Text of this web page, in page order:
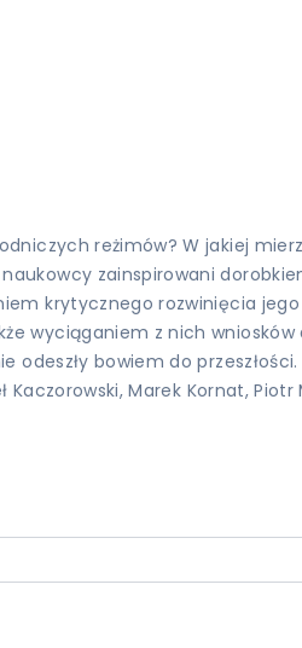
reżimów? W jakiej
zainspirowani
krytycznego rozwinięcia jego
wyciąganiem z nich
bowiem do przeszłości.
Kaczorowski, Marek Kornat, Piotr